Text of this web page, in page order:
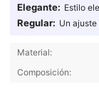
Elegante: Estilo
Regular: Un
Material:
Composición: